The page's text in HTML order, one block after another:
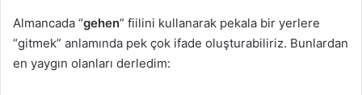
Almancada “gehen” fiilini kullanarak pekala bir yerlere
“gitmek” anlamında pek çok ifade oluşturabiliriz. Bunlardan
en yaygın olanları derledim: